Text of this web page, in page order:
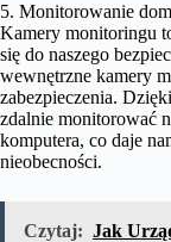
5. Monitorowanie
Kamery monitoringu
się do naszego
wewnętrzne kamery
zabezpieczenia.
zdalnie monitorować
komputera, co daje
nieobecności.
Czytaj: Jak